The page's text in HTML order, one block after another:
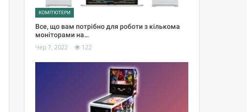
КОМП'ЮТЕРИ
Все, що вам потрібно для роботи з кількома
моніторами на…
Чер 7, 2022 122